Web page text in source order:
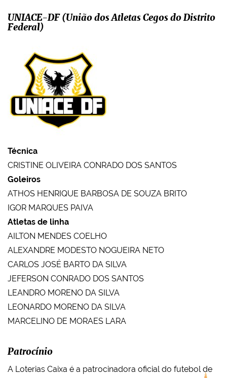
UNIACE-DF (União dos Atletas Cegos do Distrito
Federal)
Técnica
CRISTINE OLIVEIRA CONRADO DOS SANTOS
Goleiros
ATHOS HENRIQUE BARBOSA DE SOUZA BRITO
IGOR MARQUES PAIVA
Atletas de linha
AILTON MENDES COELHO
ALEXANDRE MODESTO NOGUEIRA NETO
CARLOS JOSÉ BARTO DA SILVA
JEFERSON CONRADO DOS SANTOS
LEANDRO MORENO DA SILVA
LEONARDO MORENO DA SILVA
MARCELINO DE MORAES LARA
Patrocínio
A Loterias Caixa é a patrocinadora oficial do futebol de